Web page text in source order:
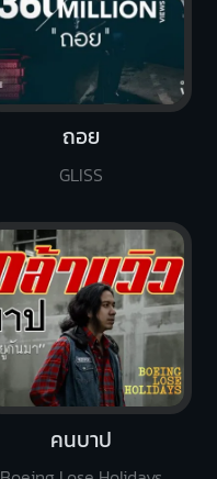
ถอย
GLISS
คนบาป